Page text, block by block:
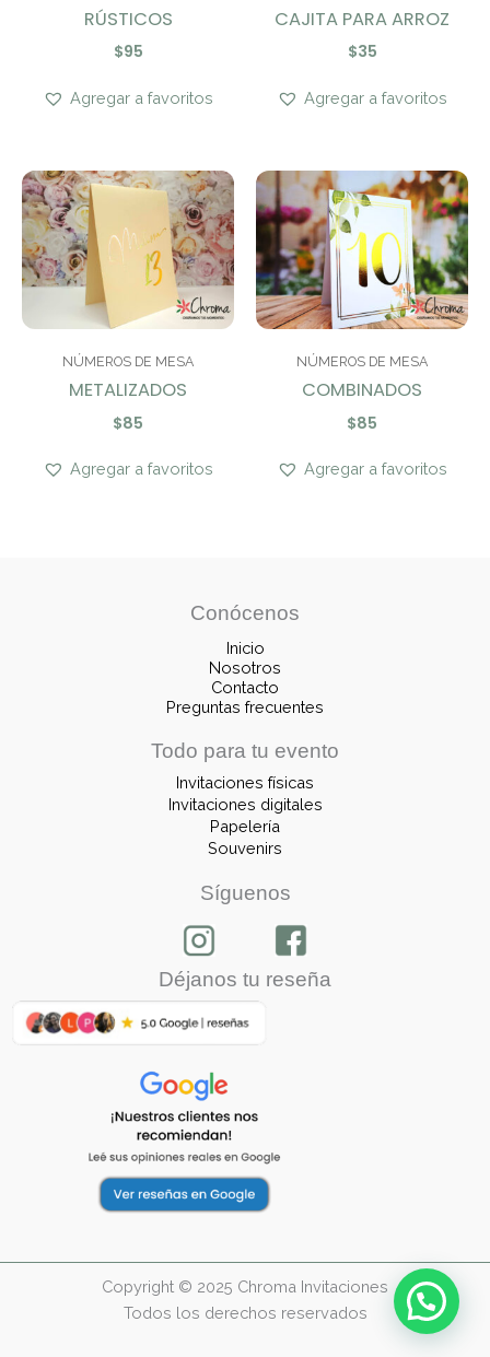
RÚSTICOS
$95
Agregar a favoritos
CAJITA PARA ARROZ
$35
Agregar a favoritos
NÚMEROS DE MESA
METALIZADOS
$85
Agregar a favoritos
NÚMEROS DE MESA
COMBINADOS
$85
Agregar a favoritos
Conócenos
Inicio
Nosotros
Contacto
Preguntas frecuentes
Todo para tu evento
Invitaciones físicas
Invitaciones digitales
Papelería
Souvenirs
Síguenos
Déjanos tu reseña
Copyright © 2025 Chroma Invitaciones
Todos los derechos reservados